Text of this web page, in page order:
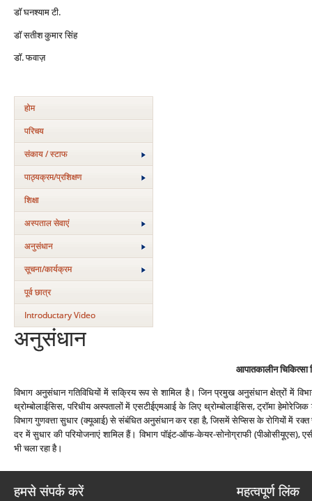
डॉ घनश्याम टी.
डॉ सतीश कुमार सिंह
डॉ. फवाज़
होम
परिचय
संकाय / स्टाफ
पाठ्यक्रम/प्रशिक्षण
शिक्षा
अस्‍पताल सेवाएं
अनुसंधान
सूचना/कार्यक्रम
पूर्व छात्र
Introductary Video
अनुसंधान
आपातकालीन चिकित्सा
विभाग अनुसंधान गतिविधियों में सक्रिय रूप से शामिल है। जिन प्रमुख अनुसंधान क्षेत्रों में
थ्रोम्बोलाईसिस, परिधीय अस्पतालों में एसटीईएमआई के लिए थ्रोम्बोलाईसिस, ट्रॉमा
विभाग गुणवत्ता सुधार (क्यूआई) से संबंधित अनुसंधान कर रहा है, जिसमें सेप्सिस के रोगियों में
दर में सुधार की परियोजनाएं शामिल हैं। विभाग पॉइंट-ऑफ-केयर-सोनोग्राफी (पीओसीयूएस),
भी चला रहा है।
हमसे संपर्क करें महत्वपूर्ण लिंक